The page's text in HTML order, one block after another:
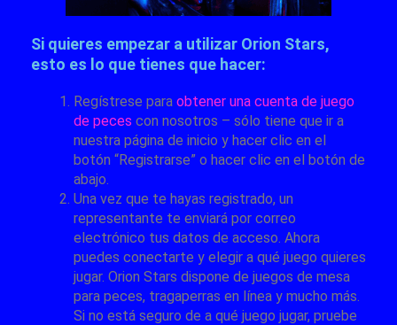
Si quieres empezar a utilizar Orion Stars,
esto es lo que tienes que hacer:
Regístrese para obtener una cuenta de juego
de peces con nosotros – sólo tiene que ir a
nuestra página de inicio y hacer clic en el
botón “Registrarse” o hacer clic en el botón de
abajo.
Una vez que te hayas registrado, un
representante te enviará por correo
electrónico tus datos de acceso. Ahora
puedes conectarte y elegir a qué juego quieres
jugar. Orion Stars dispone de juegos de mesa
para peces, tragaperras en línea y mucho más.
Si no está seguro de a qué juego jugar, pruebe